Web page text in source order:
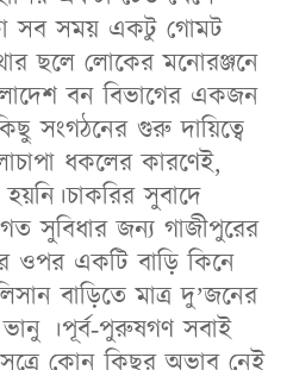
সব সময় একটু গোমট
ছলে লোকের মনোরঞ্জনে
বন বিভাগের একজন
সংগঠনের গুরু দায়িত্বে
ধকলের কারণেই,
সুবাদে
সুবিধার জন্য গাজীপুরের
ওপর একটি বাড়ি কিনে
বাড়িতে মাত্র দু’জনের
।পূর্ব-পুরুষগণ সবাই